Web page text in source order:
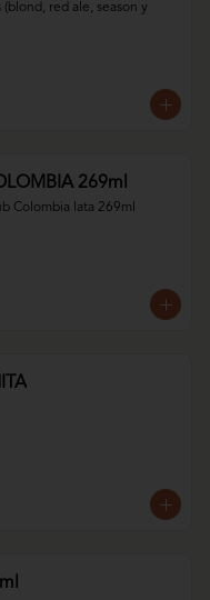
(blond, red ale, season y
269ml
Colombia lata 269ml